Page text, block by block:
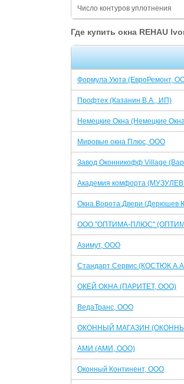
Число контуров уплотнения
Где купить окна REHAU
Формула Уюта (ЕвроРемонт,
Профтех (Казанин В.А., ИП)
Немецкие Окна (Немецкие
Мировые окна Плюс, ООО
Завод Оконникофф Village
Академия комфорта
Окна.Ворота.Двери (Дерюшев
ООО "ОПТИМА-ПЛЮС"
Азимут, ООО
Стандарт Сервис (КОСТЮК
ОКЕЙ ОКНА (ПАРИТЕТ, ООО)
ВедаТранс, ООО
ОКОННЫЙ МАГАЗИН
АМИ (АМИ, ООО)
Оконный Континент, ООО